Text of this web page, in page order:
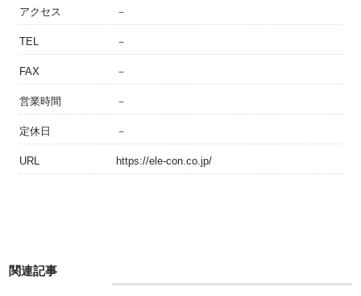
アクセス －
TEL －
FAX －
営業時間 －
定休日 －
URL https://ele-con.co.jp/
関連記事